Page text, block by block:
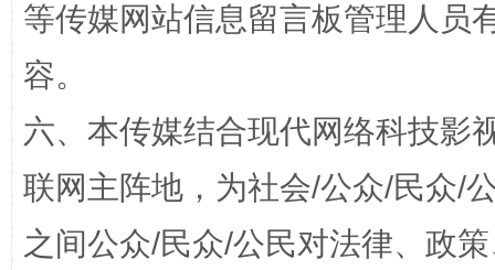
等传媒网站信息留言板管理人员
容。
六、本传媒结合现代网络科技影
联网主阵地，为社会/公众/民众/
之间公众/民众/公民对法律、政